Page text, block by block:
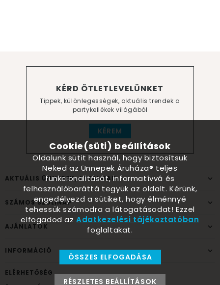
KÉRD ÖTLETLEVELÜNKET
Tippek, különlegességek, aktuális trendek a
partykellékek világából
KÉREM
AKTUÁLIS ÜNNEPEK, ALKALMAK
SZÁMOS SZÜLINAP
AJÁNLATOK
INFORMÁCIÓ
ELÉRHETŐSÉG
Cookie(süti) beállítások
Oldalunk sütit használ, hogy biztosítsuk
Neked az Ünnepek Áruháza® teljes
funkcionalitását, informatívvá és
felhasználóbaráttá tegyük az oldalt. Kérünk,
engedélyezd a sütiket, hogy élménnyé
tehessük számodra a látogatásodat! Ezzel
elfogadod azAdatkezelési tájékoztatóban
foglaltakat.
ÖSSZES ELFOGADÁSA
RÉSZLETES BEÁLLÍTÁSOK